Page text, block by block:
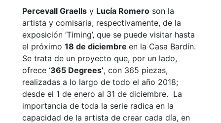
Percevall Graells y Lucía Romero son la
artista y comisaria, respectivamente, de la
exposición ‘Timing’, que se puede visitar hasta
el próximo 18 de diciembre en la Casa Bardín.
Se trata de un proyecto que, por un lado,
ofrece ‘365 Degrees’, con 365 piezas,
realizadas a lo largo de todo el año 2018;
desde el 1 de enero al 31 de diciembre. La
importancia de toda la serie radica en la
capacidad de la artista de crear cada día, en